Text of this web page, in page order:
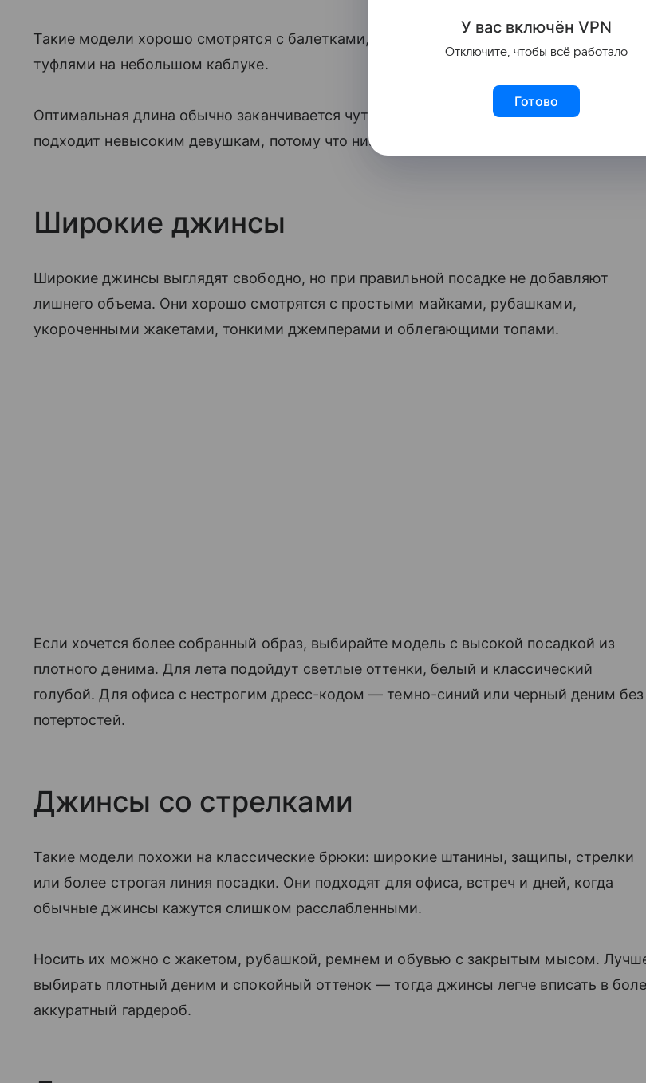
Такие модели хорошо смотрятся с балетками, лоферами, кедами, сандалиями и
туфлями на небольшом каблуке.
Оптимальная длина обычно заканчивается чуть выше щиколотки. Такой фасон часто
подходит невысоким девушкам, потому что низ не собирается складками.
Широкие джинсы
Широкие джинсы выглядят свободно, но при правильной посадке не добавляют
лишнего объема. Они хорошо смотрятся с простыми майками, рубашками,
укороченными жакетами, тонкими джемперами и облегающими топами.
Если хочется более собранный образ, выбирайте модель с высокой посадкой из
плотного денима. Для лета подойдут светлые оттенки, белый и классический
голубой. Для офиса с нестрогим дресс-кодом — темно-синий или черный деним без
потертостей.
Джинсы со стрелками
Такие модели похожи на классические брюки: широкие штанины, защипы, стрелки
или более строгая линия посадки. Они подходят для офиса, встреч и дней, когда
обычные джинсы кажутся слишком расслабленными.
Носить их можно с жакетом, рубашкой, ремнем и обувью с закрытым мысом.
выбирать плотный деним и спокойный оттенок — тогда джинсы легче вписать в
аккуратный гардероб.
У вас включён VPN
Отключите, чтобы всё работало
Готово